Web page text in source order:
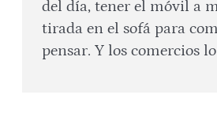
del día, tener el móvil a
tirada en el sofá para
pensar. Y los comercios